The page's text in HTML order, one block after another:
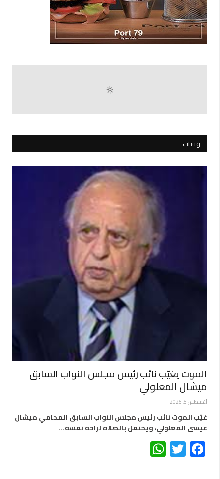
وفيات
الموت يغيّب نائب رئيس مجلس النواب السابق
ميشال المعلولي
أغسطس 5, 2026
غيّب الموت نائب رئيس مجلس النواب السابق المحامي ميشال
عيسى المعلولي، ويُحتفل بالصلاة لراحة نفسه…
Facebook
Twitter